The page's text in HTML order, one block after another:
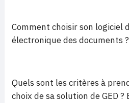
Comment choisir son logiciel
électronique des documents ?
Quels sont les critères à
choix de sa solution de GED